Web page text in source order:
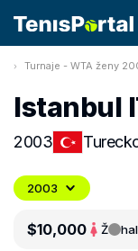
Turnaje - WTA ženy
Istanbul
2003
2003
$10,000 Ž